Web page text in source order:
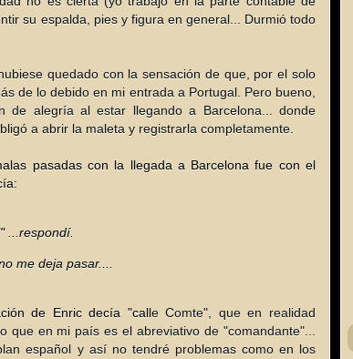
su espalda, pies y figura en general... Durmió todo
quedado con la sensación de que, por el solo
de lo debido en mi entrada a Portugal. Pero bueno,
de alegría al estar llegando a Barcelona... donde
a abrir la maleta y registrarla completamente.
pasadas con la llegada a Barcelona fue con el
...respondí.
me deja pasar....
de Enric decía "calle Comte", que en realidad
que en mi país es el abreviativo de "comandante"...
español y así no tendré problemas como en los